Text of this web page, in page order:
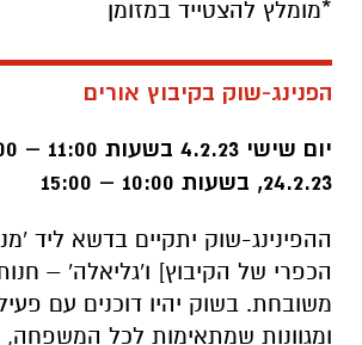
*מומלץ להצטייד במזומן
הפנינג-שוק בקיבוץ אורים
24.2.23, בשעות 10:00 – 15:00
ההפינינג-שוק יתקיים בדשא ליד
הכפרי של הקיבוץ] ו'גליאלה' –
משובחת. בשוק יהיו דוכנים עם
ומגוונות שמתאימות לכל